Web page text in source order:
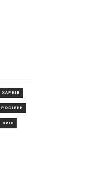
ХАРКІВ
РОСІЯНИ
КИЇВ